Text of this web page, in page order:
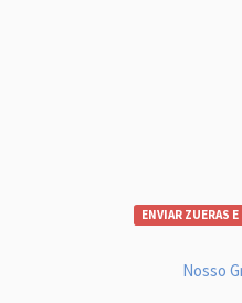
ENVIAR ZUERAS E
Nosso